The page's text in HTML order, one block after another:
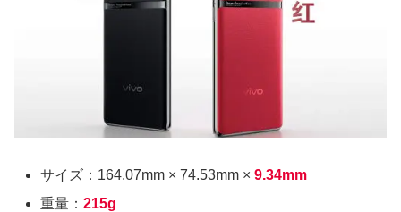
サイズ：164.07mm × 74.53mm ×9.34mm
重量：215g